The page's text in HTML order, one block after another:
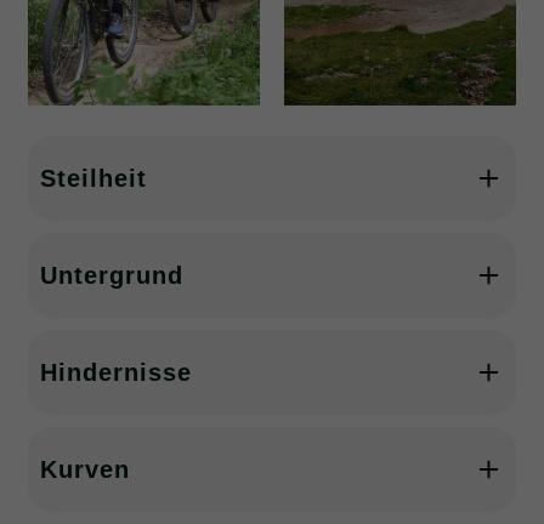
Steilheit
Untergrund
Hindernisse
Kurven